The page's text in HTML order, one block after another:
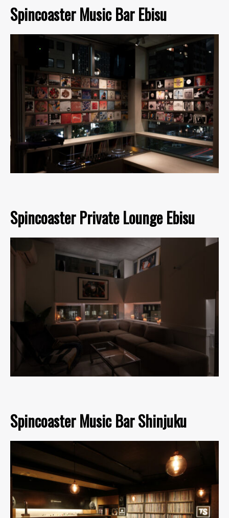
Spincoaster Music Bar Ebisu
Spincoaster Private Lounge Ebisu
Spincoaster Music Bar Shinjuku